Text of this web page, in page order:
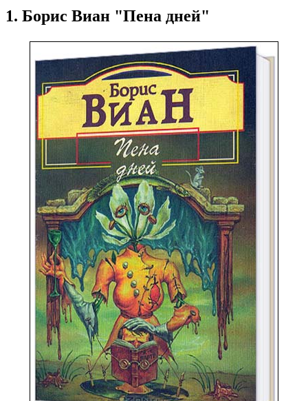
1. Борис Виан "Пена дней"